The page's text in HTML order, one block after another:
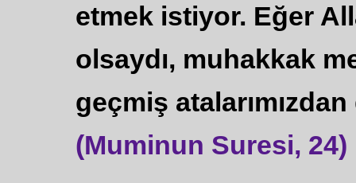
etmek istiyor. Eğer
olsaydı, muhakkak
geçmiş
(Muminun Suresi, 24)